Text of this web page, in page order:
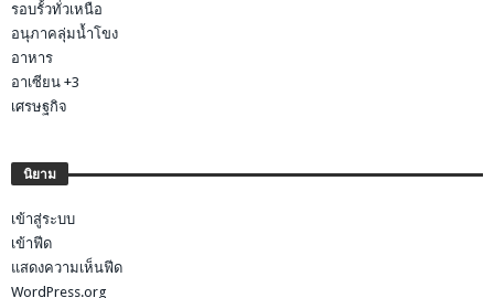
รอบรั้วทั่วเหนือ
อนุภาคลุ่มน้ำโขง
อาหาร
อาเซียน +3
เศรษฐกิจ
นิยาม
เข้าสู่ระบบ
เข้าฟีด
แสดงความเห็นฟีด
WordPress.org